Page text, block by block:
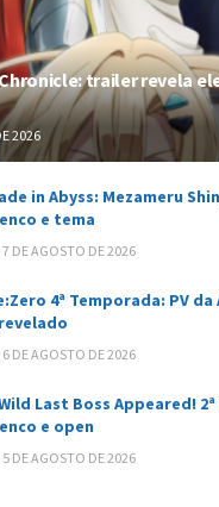
trailer revela
2026
in Abyss: Mezameru
e tema
7 DE AGOSTO DE 2026
4ª Temporada: PV
6 DE AGOSTO DE 2026
Last Boss Appeared!
e open
5 DE AGOSTO DE 2026